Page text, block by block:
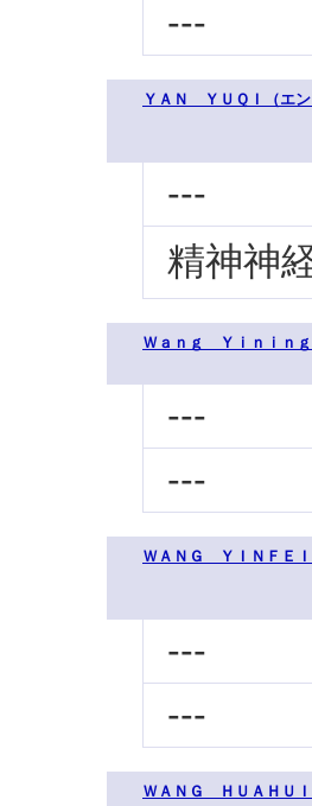
---
ＹＡＮ ＹＵＱＩ（エ
---
精神神
Ｗａｎｇ Ｙｉｎｉｎ
---
---
ＷＡＮＧ ＹＩＮＦＥ
---
---
ＷＡＮＧ ＨＵＡＨＵ